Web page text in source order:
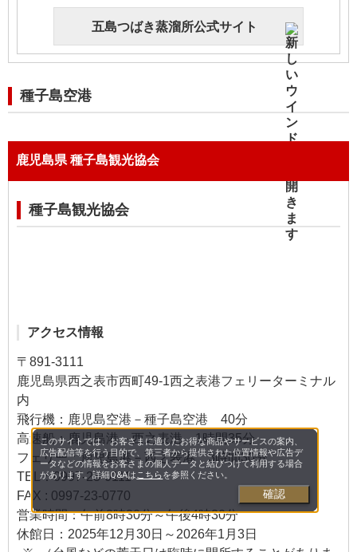
五島つばき蒸溜所公式サイト
種子島空港
鹿児島県 種子島観光協会
種子島観光協会
アクセス情報
〒891-3111
鹿児島県西之表市西町49-1西之表港フェリーターミナル
内
飛行機：鹿児島空港－種子島空港 40分
高速船：鹿児島港－西之表港 1時間35分
フェリー：鹿児島港－西之表港 3時間30分
TEL：0997-23-0111
FAX : 0997-23-0770
営業時間：午前8時30分～午後4時30分
休館日：2025年12月30日～2026年1月3日
このサイトでは、お客さまに適したお得な商品やサービスの案内、
広告配信等を行う目的で、第三者から提供された位置情報や広告デ
ータなどの情報をお客さまの個人データと結びつけて利用する場合
があります。詳細Q&Aはこちらを参照ください。
確認